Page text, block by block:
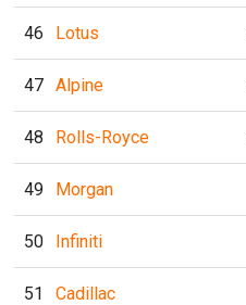
46 Lotus
47 Alpine
48 Rolls-Royce
49 Morgan
50 Infiniti
51 Cadillac